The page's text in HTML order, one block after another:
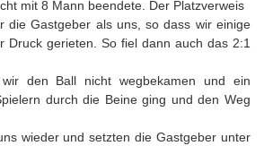
mit 8 Mann beendete. Der Platzverweis
die Gastgeber als uns, so dass wir einige
Druck gerieten. So fiel dann auch das 2:1
den Ball nicht wegbekamen und ein
durch die Beine ging und den Weg
wieder und setzten die Gastgeber unter